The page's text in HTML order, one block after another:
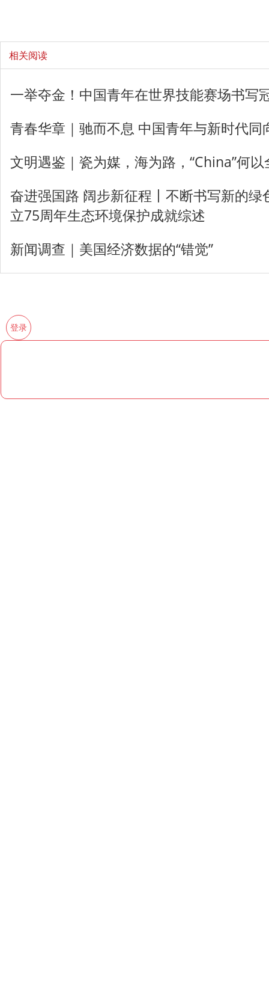
相关阅读
一举夺金！中国青年在世界技能赛场书写
青春华章｜驰而不息 中国青年与新时代同
文明遇鉴｜瓷为媒，海为路，“China”何
奋进强国路 阔步新征程丨不断书写新的
立75周年生态环境保护成就综述
新闻调查｜美国经济数据的“错觉”
登录